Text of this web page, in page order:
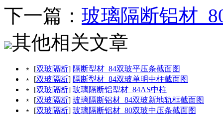
下一篇： 玻璃隔断铝材
其他相关文章
﹡ [双玻隔断] 隔断型材_84双玻平压条截面图
﹡ [双玻隔断] 隔断型材_84双玻单明中柱截面图
﹡ [双玻隔断] 玻璃隔断铝型材_84AS中柱
﹡ [双玻隔断] 玻璃隔断铝材_84双玻新地轨框截面图
﹡ [双玻隔断] 玻璃隔断铝材_80双玻中压条截面图